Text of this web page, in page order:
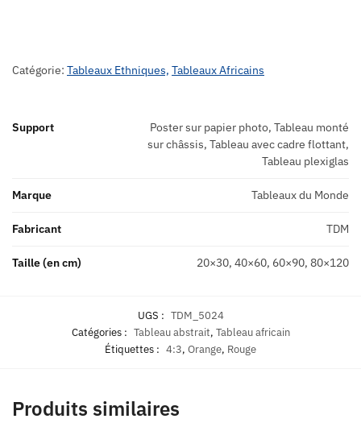
Catégorie: Tableaux Ethniques, Tableaux Africains
Support
Poster sur papier photo, Tableau monté
sur châssis, Tableau avec cadre flottant,
Tableau plexiglas
Marque Tableaux du Monde
Fabricant TDM
Taille (en cm) 20×30, 40×60, 60×90, 80×120
UGS : TDM_5024
Catégories : Tableau abstrait, Tableau africain
Étiquettes : 4:3, Orange, Rouge
Produits similaires